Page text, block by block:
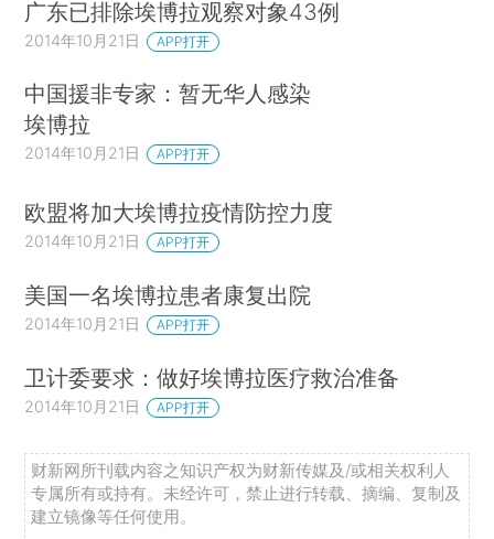
广东已排除埃博拉观察对象43例
2014年10月21日 APP打开
中国援非专家：暂无华人感染
埃博拉
2014年10月21日 APP打开
欧盟将加大埃博拉疫情防控力度
2014年10月21日 APP打开
美国一名埃博拉患者康复出院
2014年10月21日 APP打开
卫计委要求：做好埃博拉医疗救治准备
2014年10月21日 APP打开
财新网所刊载内容之知识产权为财新传媒及/或相关权利人
专属所有或持有。未经许可，禁止进行转载、摘编、复制及
建立镜像等任何使用。